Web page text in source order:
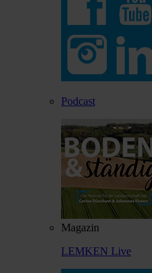
Podcast
Magazin
LEMKEN Live